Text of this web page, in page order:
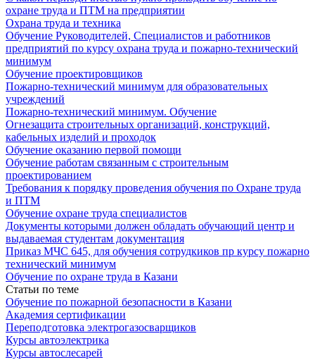
охране труда и ПТМ на предприятии
Охрана труда и техника
Обучение Руководителей, Специалистов и работников
предприятий по курсу охрана труда и пожарно-технический
минимум
Обучение проектировщиков
Пожарно-технический минимум для образовательных
учреждений
Пожарно-технический минимум. Обучение
Огнезащита строительных организаций, конструкций,
кабельных изделий и проходок
Обучение оказанию первой помощи
Обучение работам связанным с строительным
проектированием
Требования к порядку проведения обучения по Охране труда
и ПТМ
Обучение охране труда специалистов
Документы которыми должен обладать обучающий центр и
выдаваемая студентам документация
Приказ МЧС 645, для обучения сотрудкиков пр курсу пожарно
технический минимум
Обучение по охране труда в Казани
Статьи по теме
Обучение по пожарной безопасности в Казани
Академия сертификации
Переподготовка электрогазосварщиков
Курсы автоэлектрика
Курсы автослесарей